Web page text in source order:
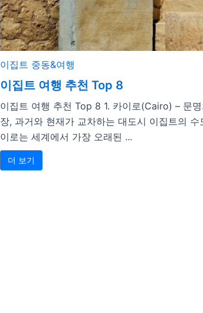
이집트 중동&여행
이집트 여행 추천 Top 8
이집트 여행 추천 Top 8 1. 카이로(Cairo) – 문
장, 과거와 현재가 교차하는 대도시 이집트의 수
이로는 세계에서 가장 오래된 ...
더 보기